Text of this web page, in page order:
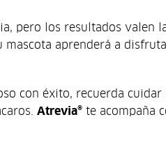
pero los resultados valen
aprenderá a
con éxito, recuerda cuidar
Atrevia® te acompaña